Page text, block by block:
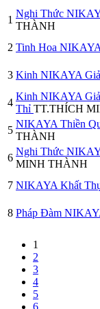
1
Nghi Thức
THÀNH
2 Tinh Hoa
3 Kinh NIKAYA
4
Kinh NIKAYA
Thỉ TT.THÍCH
5
NIKAYA Thiền
THÀNH
6
Nghi Thức
MINH THÀNH
7 NIKAYA Khất
8 Pháp Đàm
1
2
3
4
5
6